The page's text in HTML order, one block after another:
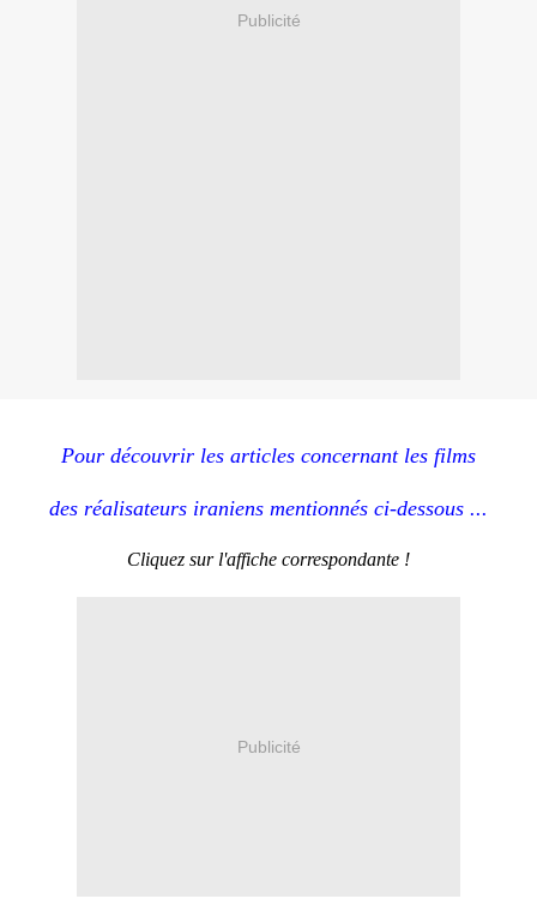
Publicité
Pour découvrir les articles concernant les films
des réalisateurs iraniens mentionnés ci-dessous ...
Cliquez sur l'affiche correspondante !
Publicité